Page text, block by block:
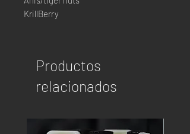
KrillBerry
Productos
relacionados